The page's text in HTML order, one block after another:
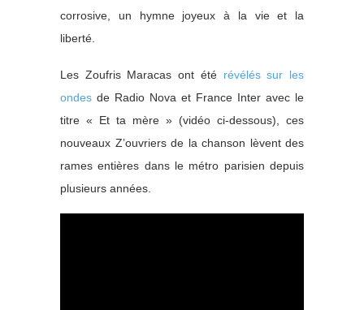
corrosive, un hymne joyeux à la vie et la
liberté.
Les Zoufris Maracas ont été révélés sur les
ondes de Radio Nova et France Inter avec le
titre « Et ta mère » (vidéo ci-dessous), ces
nouveaux Z’ouvriers de la chanson lèvent des
rames entières dans le métro parisien depuis
plusieurs années.